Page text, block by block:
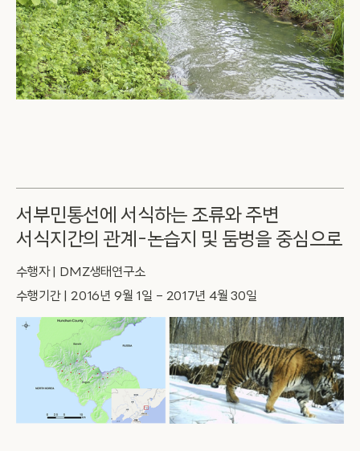
서부민통선에 서식하는 조류와 주변
서식지간의 관계-논습지 및 둠벙을 중심으로
수행자 | DMZ생태연구소
수행기간 | 2016년 9월 1일 – 2017년 4월 30일